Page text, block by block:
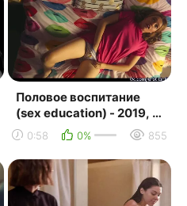
Половое воспитание
(sex education) - 2019, 1
сезон 6 серия - эйми лу
вуд первая ма...
0:58 0% 855